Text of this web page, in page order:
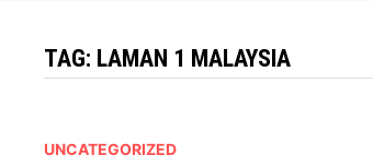
TAG: LAMAN 1 MALAYSIA
UNCATEGORIZED